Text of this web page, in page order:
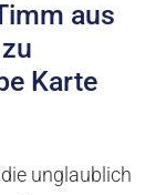
aus
Karte
unglaublich